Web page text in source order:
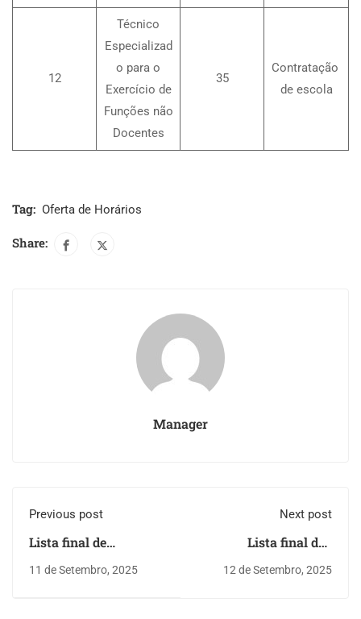
12
Técnico
Especializad
o para o
Exercício de
Funções não
Docentes
35
Contratação
de escola
Tag: Oferta de Horários
Share:
Manager
Previous post
Lista final de
candidatos dos
11 de Setembro, 2025
Next post
Lista final dos
Horários N.º 6, N.º 7 e
12 de Setembro, 2025